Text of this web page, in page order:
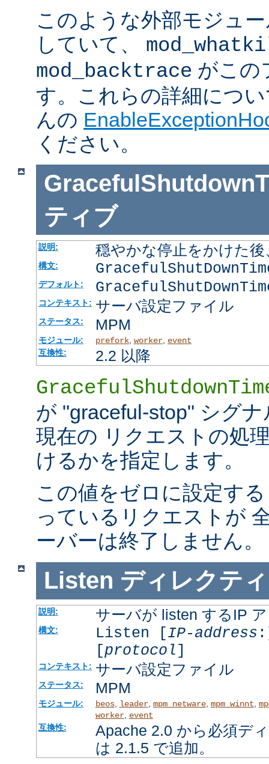
このような外部モジュ
していて、
mod_backtrace がこの
す。これらの詳細につ
んの
ください。
ティブ
説明: 穏やかな停止をかけた
構文:
デフォルト:
コンテキスト: サーバ設定ファイル
ステータス: MPM
モジュール: prefork, worker, event
互換性:
2.2 以降
が "graceful-stop" シグ
現在の リクエストの処
けるかを指定します。
この値をゼロに設定す
っているリクエストが
ーバーは終了しません。
Listen ディレクテ
説明: サーバが listen するIP
構文: Listen [IP-address
[protocol]
コンテキスト: サーバ設定ファイル
ステータス: MPM
モジュール: beos, leader, mpm_netware, mpm_winnt
worker, event
互換性:
Apache 2.0 から必須デ
は 2.1.5 で追加。